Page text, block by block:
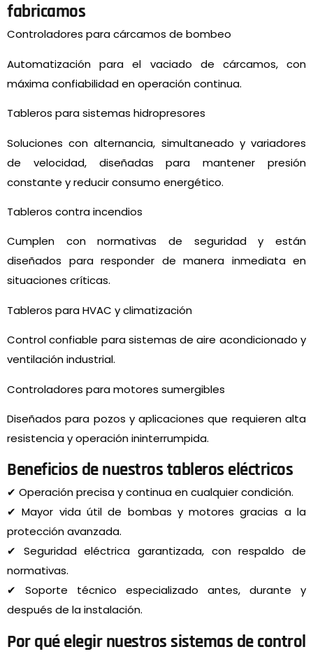
fabricamos
Controladores para cárcamos de bombeo
Automatización para el vaciado de cárcamos, con
máxima confiabilidad en operación continua.
Tableros para sistemas hidropresores
Soluciones con alternancia, simultaneado y variadores
de velocidad, diseñadas para mantener presión
constante y reducir consumo energético.
Tableros contra incendios
Cumplen con normativas de seguridad y están
diseñados para responder de manera inmediata en
situaciones críticas.
Tableros para HVAC y climatización
Control confiable para sistemas de aire acondicionado y
ventilación industrial.
Controladores para motores sumergibles
Diseñados para pozos y aplicaciones que requieren alta
resistencia y operación ininterrumpida.
Beneficios de nuestros tableros eléctricos
✔ Operación precisa y continua en cualquier condición.
✔ Mayor vida útil de bombas y motores gracias a la
protección avanzada.
✔ Seguridad eléctrica garantizada, con respaldo de
normativas.
✔ Soporte técnico especializado antes, durante y
después de la instalación.
Por qué elegir nuestros sistemas de control